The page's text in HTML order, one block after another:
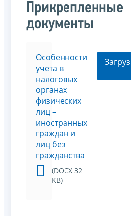
Прикрепленные
документы
Особенности
учета в
налоговых
органах
физических
лиц –
иностранных
граждан и
лиц без
гражданства
(DOCX 32
KB)